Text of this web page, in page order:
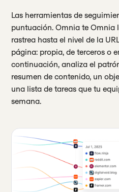
Las herramientas de
puntuación. Omnia te Omnia
rastrea hasta el nivel de la
página: propia, de terceros o
continuación, analiza el
resumen de contenido, un
una lista de tareas que tu
semana.